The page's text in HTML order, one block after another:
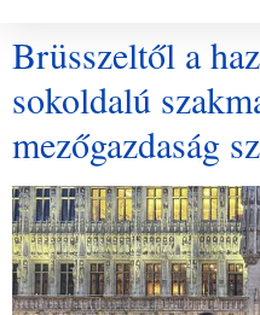
Brüsszeltől a
sokoldalú
mezőgazdaság